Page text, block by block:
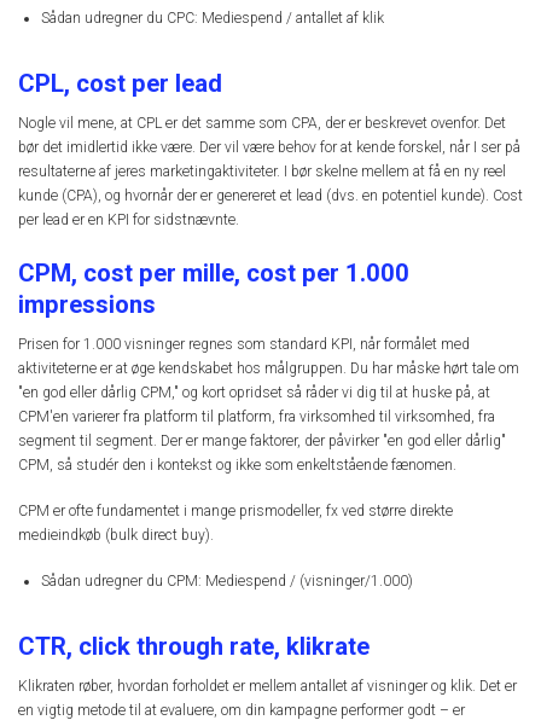
Sådan udregner du CPC: Mediespend / antallet af klik
CPL, cost per lead
Nogle vil mene, at CPL er det samme som CPA, der er beskrevet ovenfor. Det
bør det imidlertid ikke være. Der vil være behov for at kende forskel, når I ser på
resultaterne af jeres marketingaktiviteter. I bør skelne mellem at få en ny reel
kunde (CPA), og hvornår der er genereret et lead (dvs. en potentiel kunde). Cost
per lead er en KPI for sidstnævnte.
CPM, cost per mille, cost per 1.000
impressions
Prisen for 1.000 visninger regnes som standard KPI, når formålet med
aktiviteterne er at øge kendskabet hos målgruppen. Du har måske hørt tale om
"en god eller dårlig CPM," og kort opridset så råder vi dig til at huske på, at
CPM'en varierer fra platform til platform, fra virksomhed til virksomhed, fra
segment til segment. Der er mange faktorer, der påvirker "en god eller dårlig"
CPM, så studér den i kontekst og ikke som enkeltstående fænomen.
CPM er ofte fundamentet i mange prismodeller, fx ved større direkte
medieindkøb (bulk direct buy).
Sådan udregner du CPM: Mediespend / (visninger/1.000)
CTR, click through rate, klikrate
Klikraten røber, hvordan forholdet er mellem antallet af visninger og klik. Det er
en vigtig metode til at evaluere, om din kampagne performer godt – er